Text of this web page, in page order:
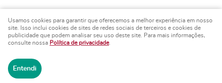
COPYRIGHT BIA ART'S LEMBRANCINHAS - 2026 - TODOS OS DIREITOS RESERVADOS.
LOJA VIRTUAL CRIADA POR
Usamos cookies para garantir que oferecemos a melhor experiência em nosso
site. Isso inclui cookies de sites de redes sociais de terceiros e cookies de
publicidade que podem analisar seu uso deste site. Para mais informações,
consulte nossa Política de privacidade.
Entendi